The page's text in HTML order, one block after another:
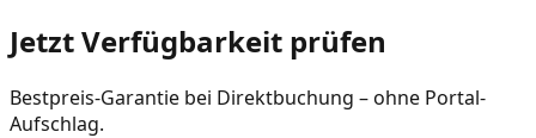
Jetzt Verfügbarkeit prüfen
Bestpreis-Garantie bei Direktbuchung – ohne Portal-
Aufschlag.